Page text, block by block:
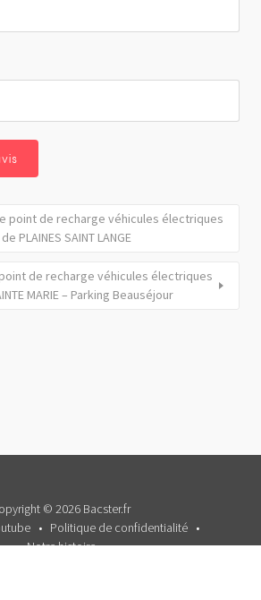
point de recharge véhicules électriques
de PLAINES SAINT LANGE
de recharge véhicules électriques
MARIE – Parking Beauséjour
© 2026 Bacster.fr
Politique de confidentialité
Notre histoire